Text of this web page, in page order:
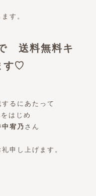
す。
送料無料キ
す♡
るにあたって
をはじめ
中宥乃 さん
申し上げます。